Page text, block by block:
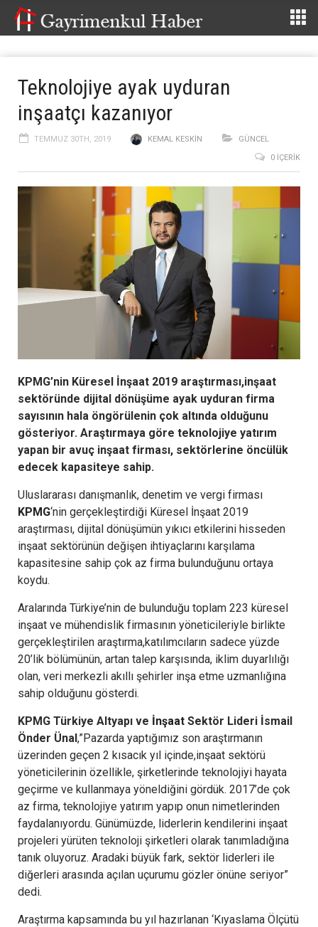
Teknolojiye ayak uyduran
inşaatçı kazanıyor
TEMMUZ 30TH, 2019 KEMAL KESKIN
GÜNCEL
0 İÇERIK
KPMG’nin Küresel İnşaat 2019 araştırması,inşaat
sektöründe dijital dönüşüme ayak uyduran firma
sayısının hala öngörülenin çok altında olduğunu
gösteriyor. Araştırmaya göre teknolojiye yatırım
yapan bir avuç inşaat firması, sektörlerine öncülük
edecek kapasiteye sahip.
Uluslararası danışmanlık, denetim ve vergi firması
KPMG‘nin gerçekleştirdiği Küresel İnşaat 2019
araştırması, dijital dönüşümün yıkıcı etkilerini hisseden
inşaat sektörünün değişen ihtiyaçlarını karşılama
kapasitesine sahip çok az firma bulunduğunu ortaya
koydu.
Aralarında Türkiye’nin de bulunduğu toplam 223 küresel
inşaat ve mühendislik firmasının yöneticileriyle birlikte
gerçekleştirilen araştırma,katılımcıların sadece yüzde
20’lik bölümünün, artan talep karşısında, iklim duyarlılığı
olan, veri merkezli akıllı şehirler inşa etme uzmanlığına
sahip olduğunu gösterdi.
KPMG Türkiye Altyapı ve İnşaat Sektör Lideri İsmail
Önder Ünal,”Pazarda yaptığımız son araştırmanın
üzerinden geçen 2 kısacık yıl içinde,inşaat sektörü
yöneticilerinin özellikle, şirketlerinde teknolojiyi hayata
geçirme ve kullanmaya yöneldiğini gördük. 2017’de çok
az firma, teknolojiye yatırım yapıp onun nimetlerinden
faydalanıyordu. Günümüzde, liderlerin kendilerini inşaat
projeleri yürüten teknoloji şirketleri olarak tanımladığına
tanık oluyoruz. Aradaki büyük fark, sektör liderleri ile
diğerleri arasında açılan uçurumu gözler önüne seriyor”
dedi.
Araştırma kapsamında bu yıl hazırlanan ‘Kıyaslama Ölçütü